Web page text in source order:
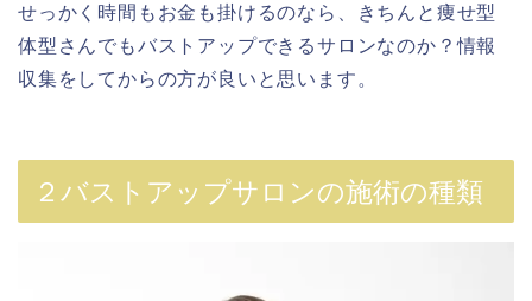
せっかく時間もお金も掛けるのなら、きちんと痩せ型
体型さんでもバストアップできるサロンなのか？情報
収集をしてからの方が良いと思います。
２バストアップサロンの施術の種類